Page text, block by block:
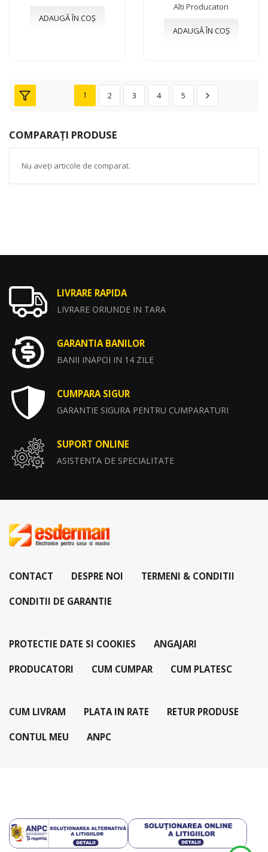
ADAUGĂ ÎN COȘ
Alti Producatori
ADAUGĂ ÎN COȘ
1 2 3 4 5
COMPARAȚI PRODUSE
Nu aveți articole de comparat.
LIVRARE RAPIDA
LIVRARE ORIUNDE IN TARA
GARANTIA BANILOR
BANII INAPOI IN 14 ZILE
CUMPARA SIGUR
GARANTIE SIGURA PENTRU CUMPARATURI
SUPORT ONLINE
ASISTENTA DE SPECIALITATE
CONTACT DESPRE NOI TERMENI & CONDITII
CONDITII DE GARANTIE
PROTECTIE DATE SI COOKIES ANGAJARI
PRODUCATORI CUM CUMPAR CUM PLATESC
CUM LIVRAM PLATA IN RATE RETUR PRODUSE
CONTUL MEU ANPC